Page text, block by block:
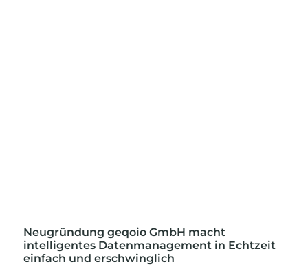
Neugründung geqoio GmbH macht
intelligentes Datenmanagement in Echtzeit
einfach und erschwinglich